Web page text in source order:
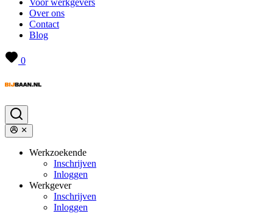
Voor werkgevers
Over ons
Contact
Blog
0
Werkzoekende
Inschrijven
Inloggen
Werkgever
Inschrijven
Inloggen